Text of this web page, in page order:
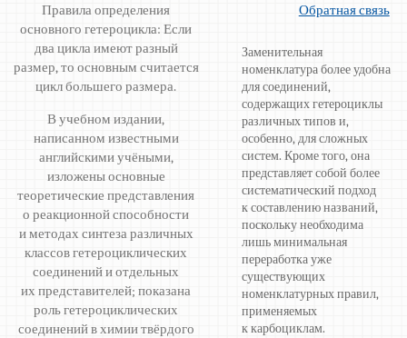
Правила определения
основного гетероцикла: Если
два цикла имеют разный
размер, то основным считается
цикл большего размера.
В учебном издании,
написанном известными
английскими учёными,
изложены основные
теоретические представления
о реакционной способности
и методах синтеза различных
классов гетероциклических
соединений и отдельных
их представителей; показана
роль гетероциклических
соединений в химии твёрдого
Обратная связь
Заменительная
номенклатура более удобна
для соединений,
содержащих гетероциклы
различных типов и,
особенно, для сложных
систем. Кроме того, она
представляет собой более
систематический подход
к составлению названий,
поскольку необходима
лишь минимальная
переработка уже
существующих
номенклатурных правил,
применяемых
к карбоциклам.